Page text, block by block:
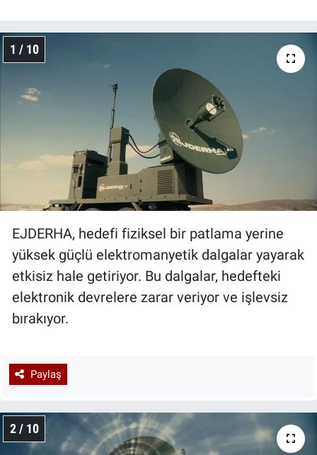
1 / 10
EJDERHA, hedefi fiziksel bir patlama yerine
yüksek güçlü elektromanyetik dalgalar yayarak
etkisiz hale getiriyor. Bu dalgalar, hedefteki
elektronik devrelere zarar veriyor ve işlevsiz
bırakıyor.
Paylaş
2 / 10